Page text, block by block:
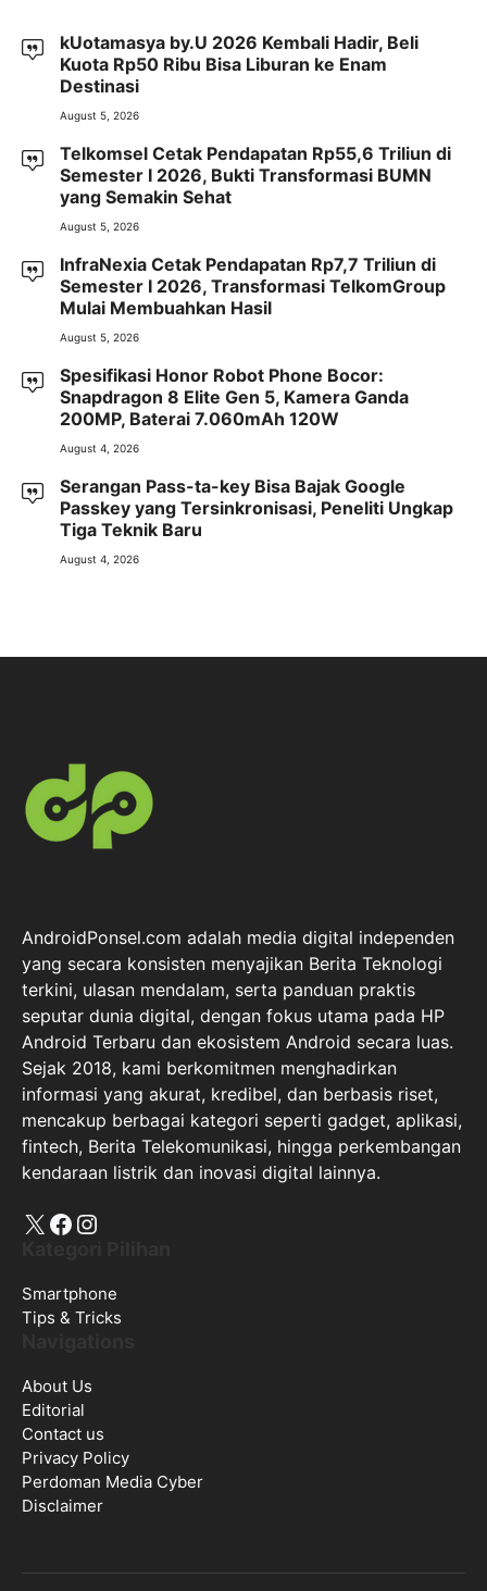
kUotamasya by.U 2026 Kembali Hadir, Beli
Kuota Rp50 Ribu Bisa Liburan ke Enam
Destinasi
August 5, 2026
Telkomsel Cetak Pendapatan Rp55,6 Triliun di
Semester I 2026, Bukti Transformasi BUMN
yang Semakin Sehat
August 5, 2026
InfraNexia Cetak Pendapatan Rp7,7 Triliun di
Semester I 2026, Transformasi TelkomGroup
Mulai Membuahkan Hasil
August 5, 2026
Spesifikasi Honor Robot Phone Bocor:
Snapdragon 8 Elite Gen 5, Kamera Ganda
200MP, Baterai 7.060mAh 120W
August 4, 2026
Serangan Pass-ta-key Bisa Bajak Google
Passkey yang Tersinkronisasi, Peneliti Ungkap
Tiga Teknik Baru
August 4, 2026
AndroidPonsel.com adalah media digital independen
yang secara konsisten menyajikan Berita Teknologi
terkini, ulasan mendalam, serta panduan praktis
seputar dunia digital, dengan fokus utama pada HP
Android Terbaru dan ekosistem Android secara luas.
Sejak 2018, kami berkomitmen menghadirkan
informasi yang akurat, kredibel, dan berbasis riset,
mencakup berbagai kategori seperti gadget, aplikasi,
fintech, Berita Telekomunikasi, hingga perkembangan
kendaraan listrik dan inovasi digital lainnya.
X Facebook
Instagram
Smartphone
Tips & Tricks
About Us
Editorial
Contact us
Privacy Policy
Perdoman Media Cyber
Disclaimer